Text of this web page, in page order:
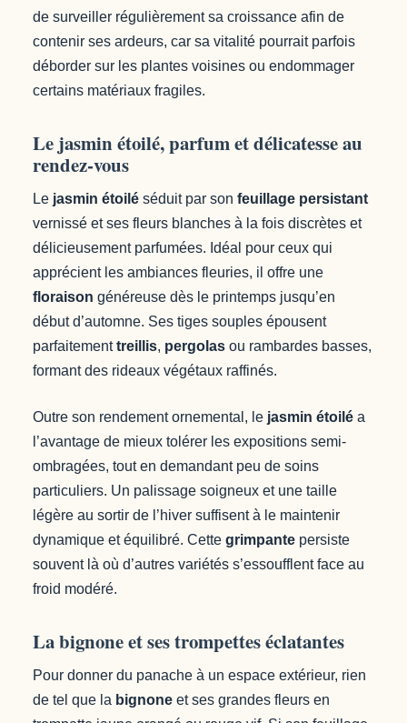
de surveiller régulièrement sa croissance afin de
contenir ses ardeurs, car sa vitalité pourrait parfois
déborder sur les plantes voisines ou endommager
certains matériaux fragiles.
Le jasmin étoilé, parfum et délicatesse au
rendez-vous
Le jasmin étoilé séduit par son feuillage persistant
vernissé et ses fleurs blanches à la fois discrètes et
délicieusement parfumées. Idéal pour ceux qui
apprécient les ambiances fleuries, il offre une
floraison généreuse dès le printemps jusqu’en
début d’automne. Ses tiges souples épousent
parfaitementtreillis, pergolas ou rambardes basses,
formant des rideaux végétaux raffinés.
Outre son rendement ornemental, le jasmin étoilé a
l’avantage de mieux tolérer les expositions semi-
ombragées, tout en demandant peu de soins
particuliers. Un palissage soigneux et une taille
légère au sortir de l’hiver suffisent à le maintenir
dynamique et équilibré. Cette grimpante persiste
souvent là où d’autres variétés s’essoufflent face au
froid modéré.
La bignone et ses trompettes éclatantes
Pour donner du panache à un espace extérieur, rien
de tel que la bignone et ses grandes fleurs en